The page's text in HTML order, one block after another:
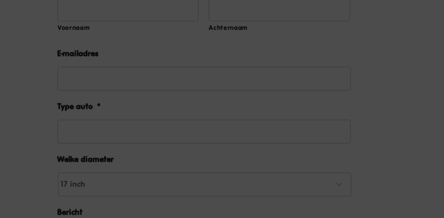
Voornaam Achternaam
E-mailadres
Type auto *
Welke diameter
Bericht